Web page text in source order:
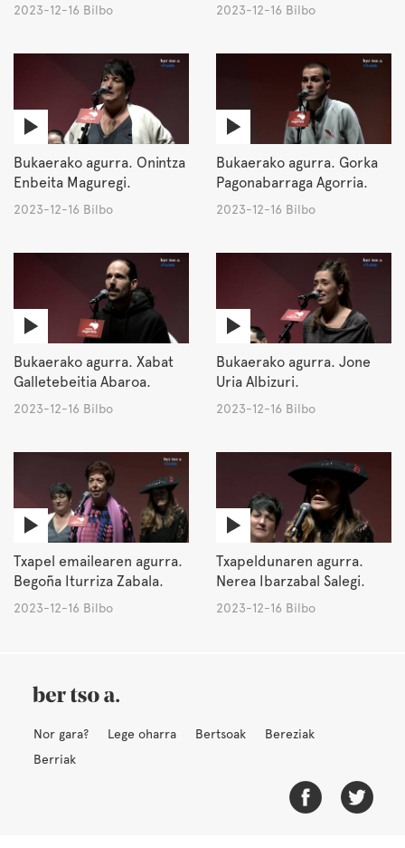
2023-12-16 Bilbo 2023-12-16 Bilbo
Bukaerako agurra. Onintza
Enbeita Maguregi.
2023-12-16 Bilbo
Bukaerako agurra. Gorka
Pagonabarraga Agorria.
2023-12-16 Bilbo
Bukaerako agurra. Xabat
Galletebeitia Abaroa.
2023-12-16 Bilbo
Bukaerako agurra. Jone
Uria Albizuri.
2023-12-16 Bilbo
Txapel emailearen agurra.
Begoña Iturriza Zabala.
2023-12-16 Bilbo
Txapeldunaren agurra.
Nerea Ibarzabal Salegi.
2023-12-16 Bilbo
Nor gara? Lege oharra Bertsoak
Bereziak
Berriak